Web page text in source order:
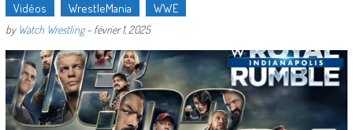
Vidéos
WrestleMania WWE
by Watch Wrestling- février 1, 2025